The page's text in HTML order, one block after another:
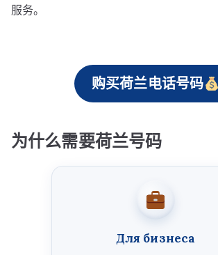
服务。
购买荷兰电话号码
为什么需要荷兰号码
Для бизнеса